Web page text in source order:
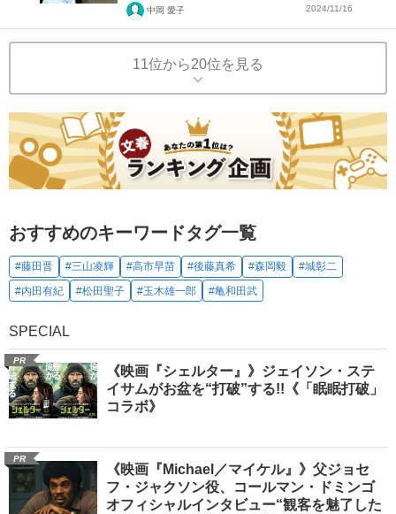
中岡 愛子 2024/11/16
11位から20位を見る
おすすめのキーワードタグ一覧
#藤田晋 #三山凌輝 #高市早苗 #後藤真希 #森岡毅
#城彰二
#内田有紀
#松田聖子 #玉木雄一郎 #亀和田武
SPECIAL
PR
《映画『シェルター』》ジェイソン・ステ
イサムがお盆を“打破”する!!《「眠眠打破」
コラボ》
PR
《映画『Michael／マイケル』》父ジョセ
フ・ジャクソン役、コールマン・ドミンゴ
オフィシャルインタビュー“観客を魅了した